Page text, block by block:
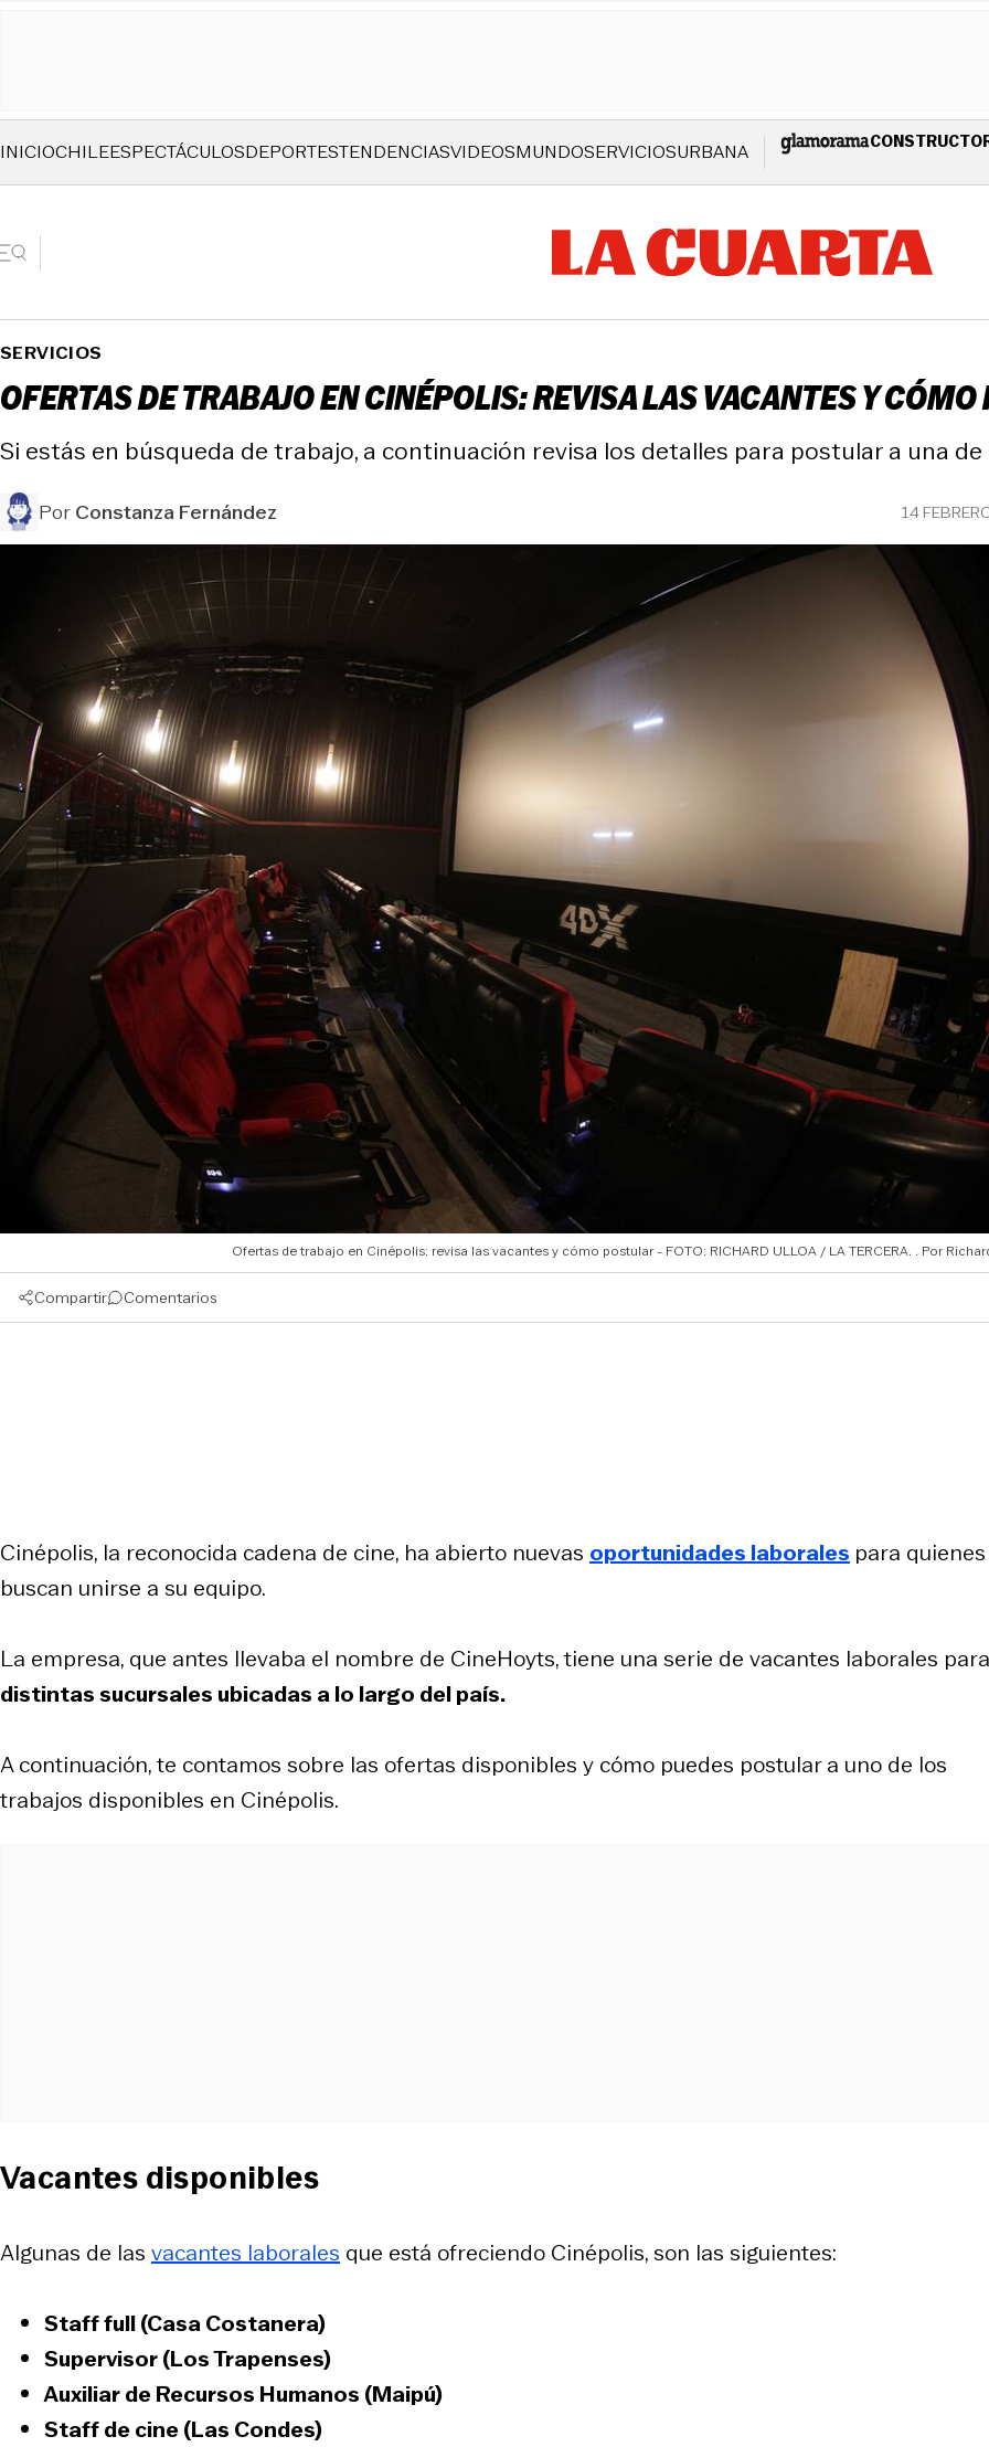
INICIOCHILEESPECTÁCULOSDEPORTESTENDENCIASVIDEOSMUNDOSERVICIOSURBANA
SERVICIOS
OFERTAS DE TRABAJO EN CINÉPOLIS: REVISA LAS VACANTES Y
Si estás en búsqueda de trabajo, a continuación revisa los detalles para postular a una
PorConstanza Fernández 14
Ofertas de trabajo en Cinépolis: revisa las vacantes y cómo postular - FOTO: RICHARD ULLOA / LA TERCERA.
Compartir Comentarios
Cinépolis, la reconocida cadena de cine, ha abierto nuevas oportunidades laborales para quienes
buscan unirse a su equipo.
La empresa, que antes llevaba el nombre de CineHoyts, tiene una serie de vacantes laborales
distintas sucursales ubicadas a lo largo del país.
A continuación, te contamos sobre las ofertas disponibles y cómo puedes postular a uno de los
trabajos disponibles en Cinépolis.
Vacantes disponibles
Algunas de las vacantes laborales que está ofreciendo Cinépolis, son las siguientes:
Staff full (Casa Costanera)
Supervisor (Los Trapenses)
Auxiliar de Recursos Humanos (Maipú)
Staff de cine (Las Condes)